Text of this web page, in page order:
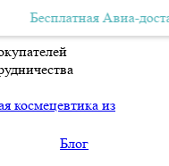
заказе от 10 000р.
Авиа-доставка по
Блог